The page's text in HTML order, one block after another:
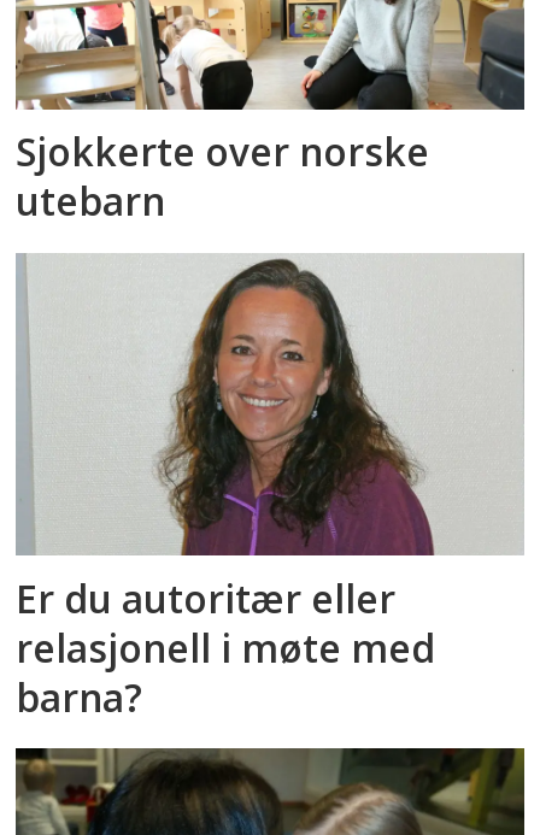
Sjokkerte over norske
utebarn
Er du autoritær eller
relasjonell i møte med
barna?